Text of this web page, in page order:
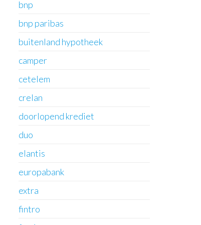
bnp
bnp paribas
buitenland hypotheek
camper
cetelem
crelan
doorlopend krediet
duo
elantis
europabank
extra
fintro